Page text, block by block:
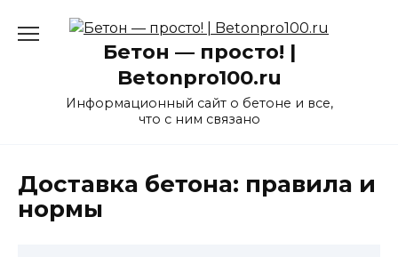
Бетон — просто! |
Betonpro100.ru
Информационный сайт о бетоне и все,
что с ним связано
Доставка бетона: правила и
нормы